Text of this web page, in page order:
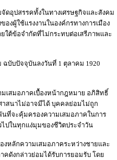
อุปสรรคทั้งในทางเศรษฐกิจและสังคม
งผู้ใช้แรงงานในองค์กรทางการเมือง
ใต้ข้อจำกัดที่ไม่กระทบต่อเสรีภาพและ
บปัจจุบันลงวันที่ 1 ตุลาคม 1920
สมอภาคเบื้องหน้ากฎหมาย อภิสิทธิ์
าสนาไม่อาจมีได้ บุคคลย่อมไม่ถูก
ที่จะคุ้มครองความเสมอภาคในการ
ปในทุกแง่มุมของชีวิตประจำวัน
หลักความเสมอภาคระหว่างชายและ
คดังกล่าวย่อมได้รับการยอมรับ โดย